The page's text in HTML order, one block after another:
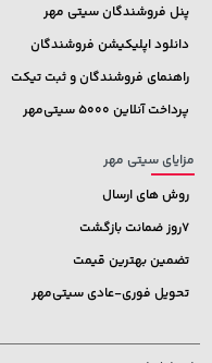
پنل فروشندگان سیتی مهر
دانلود اپلیکیشن فروشندگان
راهنمای فروشندگان و ثبت تیکت
پرداخت آنلاین 5000 سیتی‌مهر
مزایای سیتی مهر
روش های ارسال
7روز ضمانت بازگشت
تضمین بهترین قیمت
تحویل فوری-عادی سیتی‌مهر